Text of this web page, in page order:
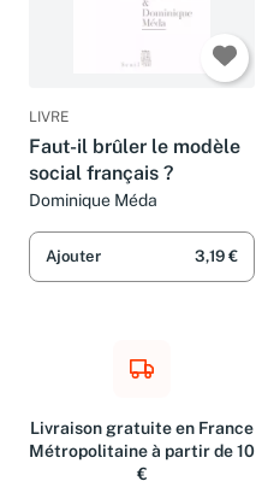
LIVRE
Faut-il brûler le modèle
social français ?
Dominique Méda
Ajouter 3,19 €
Livraison gratuite en France
Métropolitaine à partir de 10
€